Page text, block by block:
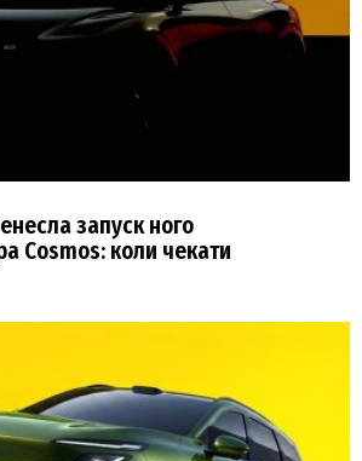
запуск ного
Cosmos: коли чекати